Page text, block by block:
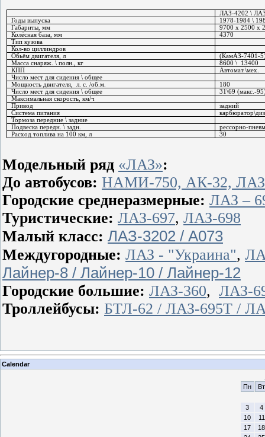
ЛАЗ-4202 \
Годы выпуска
1978-1984 \
Габариты, мм
9700 х 2500 х
Колёсная база, мм
4370
Тип кузова
Кол-во циллиндров
Обьём двигателя, л (КамАЗ-7401-
Масса снаряж. \ полн., кг
8600 \
13400
КПП
Автомат.\мех.
Число мест для сидения \ общее
Мощность двигателя,
л. с. /об.м.
180
Число мест для сидения \ общее
31\69 (макс.-
Максимальная скорость, км/ч
Привод
задний
Система питания
Тормоза передние \ задние
Подвеска передн. \ задн.
рессорно-
Расход топлива на 100 км, л
30
Модельный ряд «ЛАЗ»:
До автобусов: НАМИ-750, АК-32,
Городские среднеразмерные: ЛАЗ –
Туристические: ЛАЗ-697, ЛАЗ-698
Малый класс: ЛАЗ-3202 / А073
Междугородные: ЛАЗ - "Украина",
Лайнер-8 / Лайнер-10 / Лайнер-12
Городские большие: ЛАЗ-360, ЛАЗ-
Троллейбусы: БТЛ-62 / ЛАЗ-695Т /
Calendar
Пн
Вт
3
4
10
11
17
18